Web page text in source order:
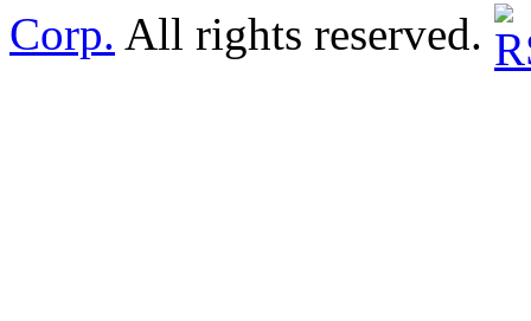
Corp. All rights reserved.